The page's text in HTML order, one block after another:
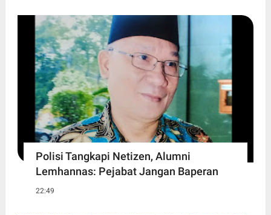
Polisi Tangkapi Netizen, Alumni
Lemhannas: Pejabat Jangan Baperan
22:49